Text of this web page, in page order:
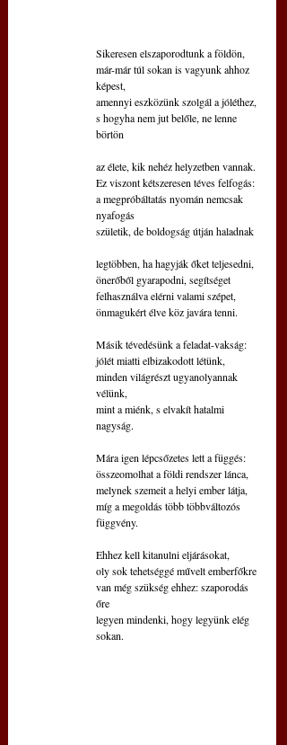
Sikeresen elszaporodtunk a földön,
már-már túl sokan is vagyunk ahhoz
képest,
amennyi eszközünk szolgál a jóléthez,
s hogyha nem jut belőle, ne lenne
börtön
az élete, kik nehéz helyzetben vannak.
Ez viszont kétszeresen téves felfogás:
a megpróbáltatás nyomán nemcsak
nyafogás
születik, de boldogság útján haladnak
legtöbben, ha hagyják őket teljesedni,
önerőből gyarapodni, segítséget
felhasználva elérni valami szépet,
önmagukért élve köz javára tenni.
Másik tévedésünk a feladat-vakság:
jólét miatti elbizakodott létünk,
minden világrészt ugyanolyannak
vélünk,
mint a miénk, s elvakít hatalmi
nagyság.
Mára igen lépcsőzetes lett a függés:
összeomolhat a földi rendszer lánca,
melynek szemeit a helyi ember látja,
míg a megoldás több többváltozós
függvény.
Ehhez kell kitanulni eljárásokat,
oly sok tehetséggé művelt emberfőkre
van még szükség ehhez: szaporodás
őre
legyen mindenki, hogy legyünk elég
sokan.